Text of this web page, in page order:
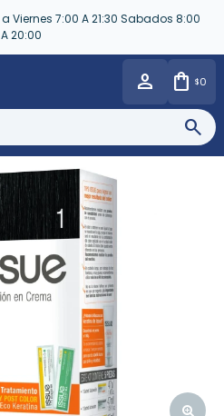
Viernes 7:00 A 21:30 Sabados 8:00
A 20:00
$0